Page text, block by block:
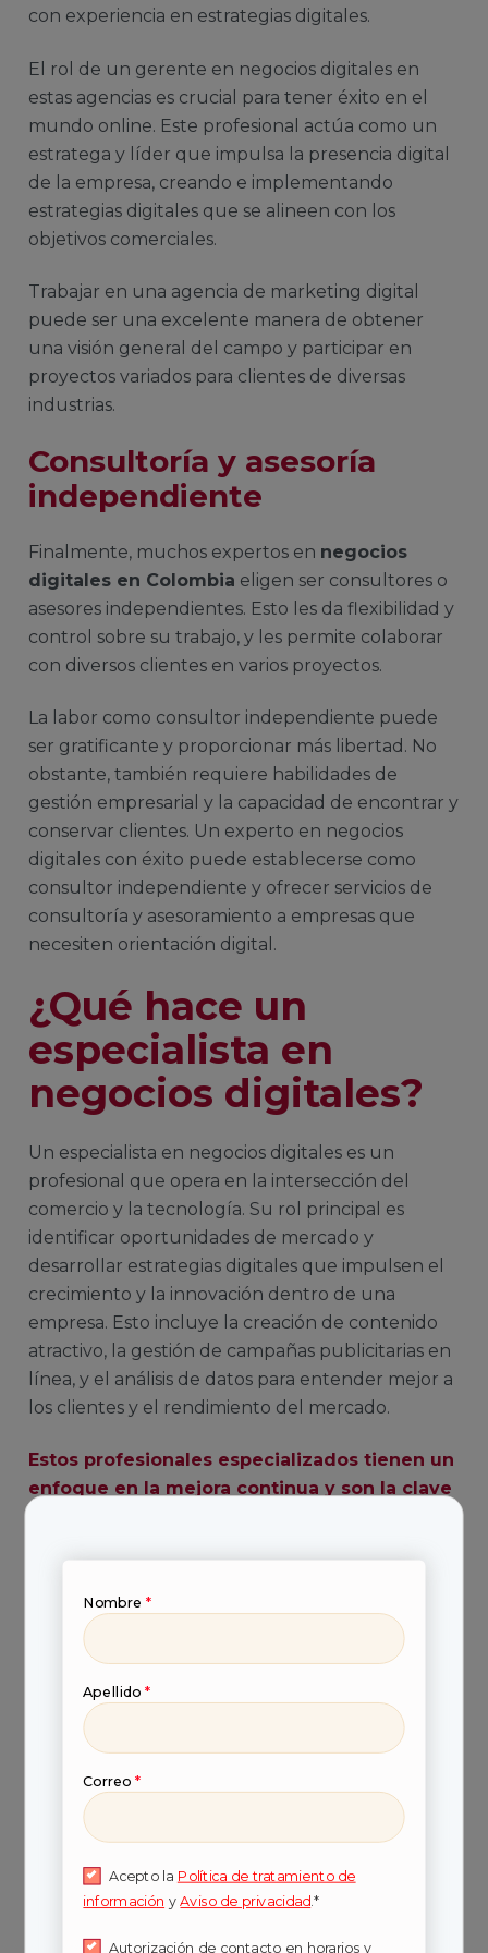
con experiencia en estrategias digitales.
El rol de un gerente en negocios digitales en
estas agencias es crucial para tener éxito en el
mundo online. Este profesional actúa como un
estratega y líder que impulsa la presencia digital
de la empresa, creando e implementando
estrategias digitales que se alineen con los
objetivos comerciales.
Trabajar en una agencia de marketing digital
puede ser una excelente manera de obtener
una visión general del campo y participar en
proyectos variados para clientes de diversas
industrias.
Consultoría y asesoría
independiente
Finalmente, muchos expertos en negocios
digitales en Colombia eligen ser consultores o
asesores independientes. Esto les da flexibilidad y
control sobre su trabajo, y les permite colaborar
con diversos clientes en varios proyectos.
La labor como consultor independiente puede
ser gratificante y proporcionar más libertad. No
obstante, también requiere habilidades de
gestión empresarial y la capacidad de encontrar y
conservar clientes. Un experto en negocios
digitales con éxito puede establecerse como
consultor independiente y ofrecer servicios de
consultoría y asesoramiento a empresas que
necesiten orientación digital.
¿Qué hace un
especialista en
negocios digitales?
Un especialista en negocios digitales es un
profesional que opera en la intersección del
comercio y la tecnología. Su rol principal es
identificar oportunidades de mercado y
desarrollar estrategias digitales que impulsen el
crecimiento y la innovación dentro de una
empresa. Esto incluye la creación de contenido
atractivo, la gestión de campañas publicitarias en
línea, y el análisis de datos para entender mejor a
los clientes y el rendimiento del mercado.
Estos profesionales especializados tienen un
enfoque en la mejora continua y son la clave
Conviértete en un
Nombre *
Apellido *
Correo *
Acepto la Política de tratamiento de
información yAviso de privacidad.*
Autorización de contacto en horarios y